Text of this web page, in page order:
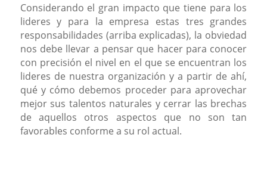
Considerando el gran impacto que tiene para los
lideres y para la empresa estas tres grandes
responsabilidades (arriba explicadas), la obviedad
nos debe llevar a pensar que hacer para conocer
con precisión el nivel en el que se encuentran los
lideres de nuestra organización y a partir de ahí,
qué y cómo debemos proceder para aprovechar
mejor sus talentos naturales y cerrar las brechas
de aquellos otros aspectos que no son tan
favorables conforme a su rol actual.